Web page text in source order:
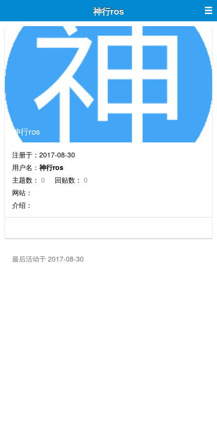
神行ros
神行ros
注册于：2017-08-30
用户名： 神行ros
主题数： 0 回贴数： 0
网站：
介绍：
最后活动于 2017-08-30